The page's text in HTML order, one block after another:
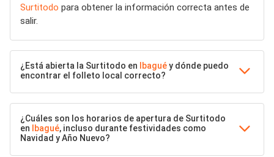
Surtitodo para obtener la información correcta antes de
salir.
¿Está abierta la Surtitodo en Ibaguéy dónde puedo
encontrar el folleto local correcto?
¿Cuáles son los horarios de apertura de Surtitodo
en
Ibagué, incluso durante festividades como
Navidad y Año Nuevo?